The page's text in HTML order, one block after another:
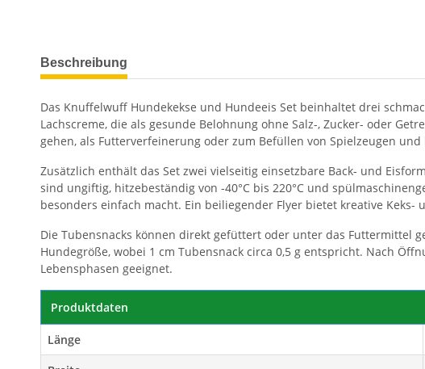
weitere Registerkarten anzeigen
Beschreibung
Das Knuffelwuff Hundekekse und Hundeeis Set beinhaltet drei
Lachscreme, die als gesunde Belohnung ohne Salz-, Zucker- oder
gehen, als Futterverfeinerung oder zum Befüllen von Spielzeugen
Zusätzlich enthält das Set zwei vielseitig einsetzbare Back- und
sind ungiftig, hitzebeständig von -40°C bis 220°C und
besonders einfach macht. Ein beiliegender Flyer bietet kreative
Die Tubensnacks können direkt gefüttert oder unter das Futtermittel
Hundegröße, wobei 1 cm Tubensnack circa 0,5 g entspricht. Nach
Lebensphasen geeignet.
Produktdaten
Länge